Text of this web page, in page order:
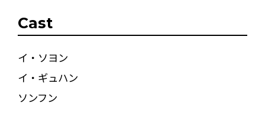
Cast
イ・ソヨン
イ・ギュハン
ソンフン